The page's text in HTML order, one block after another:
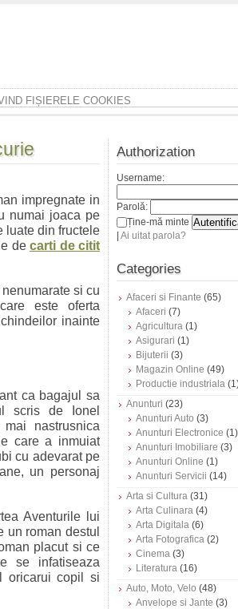
FIȘIERELE COOKIES
impregnate in
numai joaca pe
luate din fructele
decarti de citit
si cu
este oferta
inainte
ca bagajul sa
scris de Ionel
nastrusnica
care a inmuiat
cu adevarat pe
un personaj
Aventurile lui
un roman destul
placut si ce
se infatiseaza
oricarui copil si
Authorization
Username:
Parolă:
Ține-mă minte
Ai uitat parola?
Categories
Afaceri si Finante (65)
Afaceri (7)
Agricultura (1)
Asigurari (1)
Bijuterii (3)
Magazin Online (49)
Productie industriala
Anunturi (23)
Anunturi Auto (3)
Anunturi Electronice (1)
Anunturi Imobiliare (3)
Anunturi Online (1)
Anunturi Servicii (14)
Arta si Cultura (31)
Arta Culinara (4)
Arta Digitala (6)
Arta Fotografica (2)
Cinema (3)
Literatura (16)
Auto, Moto, Velo (48)
Anvelope si Jante (3)